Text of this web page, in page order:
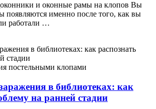
и оконные рамы на клопов Вы
появляются именно после того, как вы
работали …
постельными клопами
в библиотеках: как
на ранней стадии